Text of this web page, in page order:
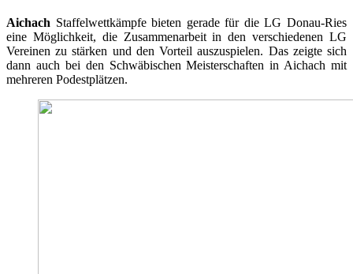
Aichach Staffelwettkämpfe bieten gerade für die LG Donau-Ries
eine Möglichkeit, die Zusammenarbeit in den verschiedenen LG
Vereinen zu stärken und den Vorteil auszuspielen. Das zeigte sich
dann auch bei den Schwäbischen Meisterschaften in Aichach mit
mehreren Podestplätzen.